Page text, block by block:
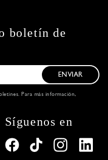
boletín de
ENVIAR
Para más información,
Síguenos en